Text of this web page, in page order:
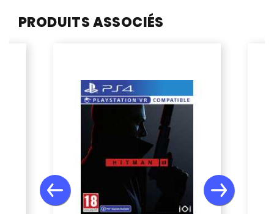
PRODUITS ASSOCIÉS